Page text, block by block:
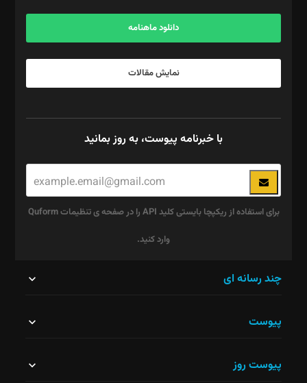
آگهی و مشترکین: ۰۹۱۹۹۹۹۰۴۵۴
دانلود ماهنامه
نمایش مقالات
با خبرنامه پیوست، به روز بمانید
برای استفاده از ریکپچا بایستی کلید API را در صفحه ی تنظیمات Quform
وارد کنید.
نباید
چند رسانه ای
پیوست
پیوست روز